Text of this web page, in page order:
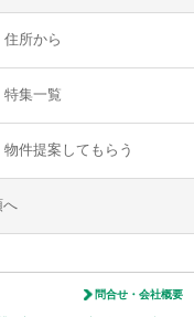
住所から
特集一覧
物件提案してもらう
へ
問合せ・会社概要